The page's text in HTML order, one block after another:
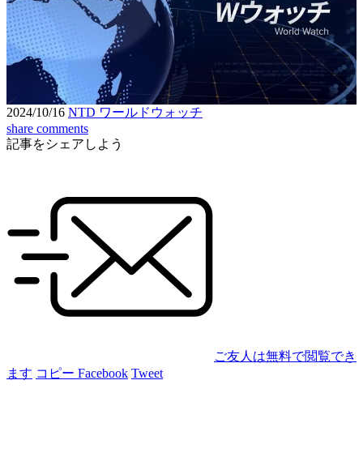
Unmute
Loaded
5.10%
Settings
seconds
Seek
10
seconds
2024/10/16 NTD ワールドウォッチ
share comments
記事をシェアしよう
ご友人は無料で閲覧でき
ます コピー Facebook Tweet